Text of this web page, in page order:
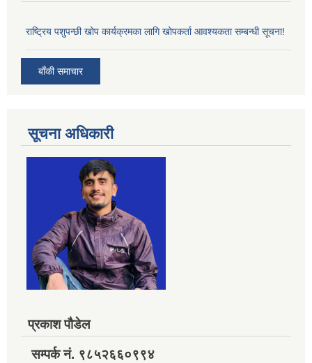
राष्ट्रिय पशुपन्छी खोप कार्यक्रमका लागि खोपकर्ता आवश्यकता सम्बन्धी सूचना!
बाँकी समाचार
सूचना अधिकारी
प्रकाश पौडेल
सम्पर्क नं. ९८५२६६०९९४